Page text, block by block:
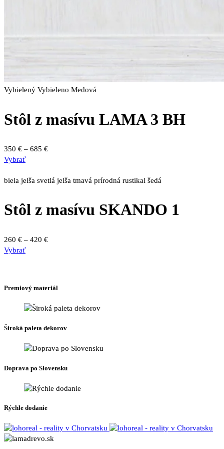
Vybielený Vybieleno Medová
Stôl z masívu LAMA 3 BH
350 € – 685 €Price
through
VybraťTento
má
Možnosti
vybrať
na
biela jelša svetlá jelša tmavá prírodná rustikal šedá
Stôl z masívu SKANDO 1
260 € – 420 €Price
VybraťTento
variantov.
Možnosti
si
vybrať
na
stránke
produktu.
Premiový materiál
Široká paleta dekorov
Doprava po Slovensku
Rýchle dodanie